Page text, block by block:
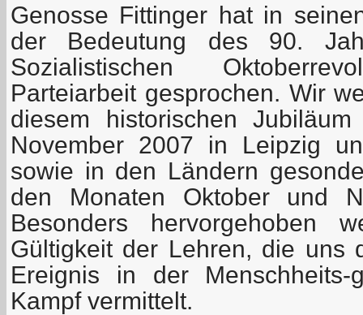
Genosse Fittinger hat in
der Bedeutung des 90.
Sozialistischen
Parteiarbeit gesprochen. Wir
diesem historischen
November 2007 in Leipzig
sowie in den Ländern
den Monaten Oktober und
Besonders hervorgehoben
Gültigkeit der Lehren, die uns
Ereignis in der Menschheits-
Kampf vermittelt.